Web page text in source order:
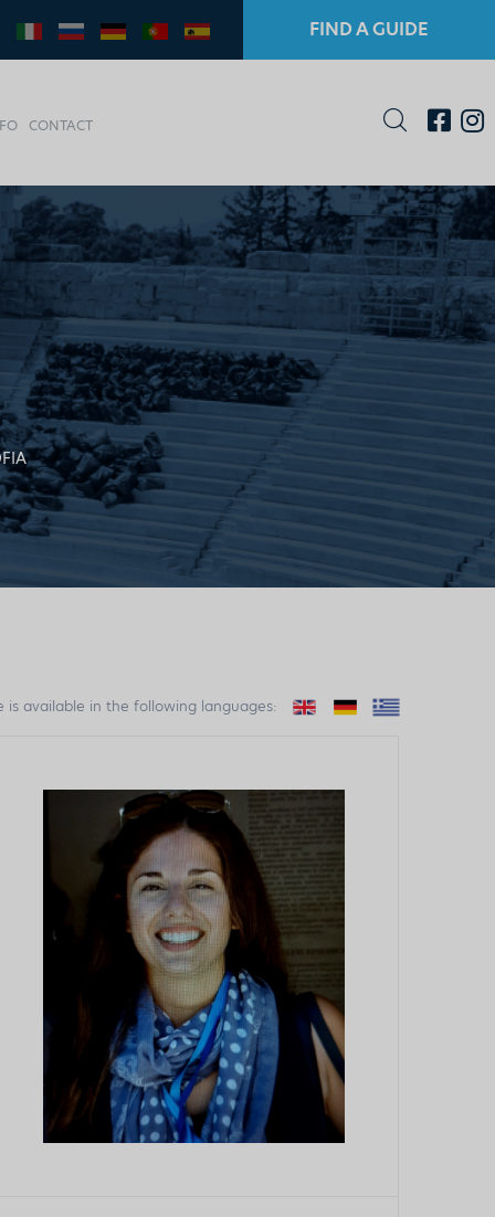
FIND A GUIDE
CONTACT
is available in the following languages: